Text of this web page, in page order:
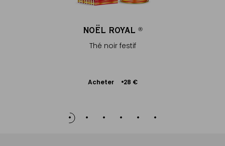
NOËL ROYAL ®
Thé noir festif
Acheter 28 €
Ajouter